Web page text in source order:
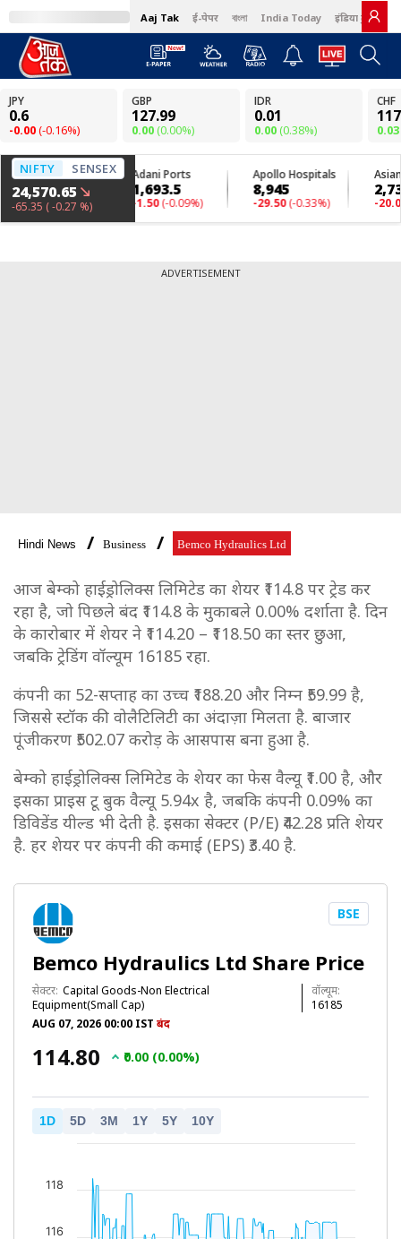
Aaj Tak ई-पेपर বাংলা India Today इंडिया टुडे हिंदी
ADVERTISEMENT
Hindi News Business Bemco Hydraulics Ltd
आज बेम्को हाईड्रोलिक्स लिमिटेड का शेयर ₹114.8 पर ट्रेड कर
रहा है, जो पिछले बंद ₹114.8 के मुकाबले 0.00% दर्शाता है. दिन
के कारोबार में शेयर ने ₹114.20 – ₹118.50 का स्तर छुआ,
जबकि ट्रेडिंग वॉल्यूम 16185 रहा.
कंपनी का 52-सप्ताह का उच्च ₹188.20 और निम्न ₹59.99 है,
जिससे स्टॉक की वोलैटिलिटी का अंदाज़ा मिलता है. बाजार
पूंजीकरण ₹502.07 करोड़ के आसपास बना हुआ है.
बेम्को हाईड्रोलिक्स लिमिटेड के शेयर का फेस वैल्यू ₹1.00 है, और
इसका प्राइस टू बुक वैल्यू 5.94x है, जबकि कंपनी 0.09% का
डिविडेंड यील्ड भी देती है. इसका सेक्टर (P/E) ₹42.28 प्रति शेयर
है. हर शेयर पर कंपनी की कमाई (EPS) ₹3.40 है.
Bemco Hydraulics Ltd Share Price
सेक्टर: Capital Goods-Non Electrical
Equipment(Small Cap)
वॉल्यूम:
16185
AUG 07, 2026 00:00 IST बंद
BSE
₹114.80 ₹0.00 (0.00%)
1D 5D 3M 1Y 5Y 10Y
116
118